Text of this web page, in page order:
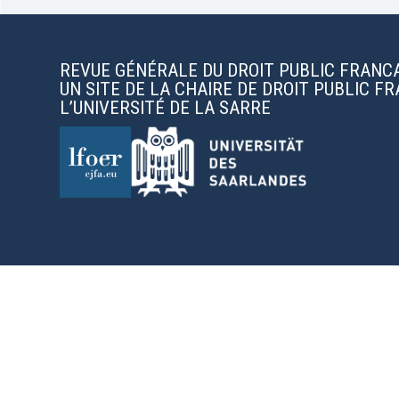
REVUE GÉNÉRALE DU DROIT PUBLIC
UN SITE DE LA CHAIRE DE DROIT PUBLIC
L’UNIVERSITÉ DE LA SARRE